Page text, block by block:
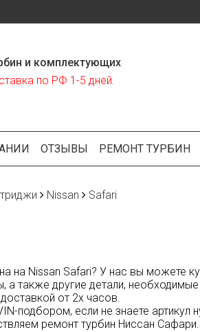
и комплектующих
по РФ 1-5 дней.
ОТЗЫВЫ РЕМОНТ ТУРБИН
Nissan Safari
на Nissan Safari? У нас вы можете
а также другие детали,
от 2х часов.
подбором, если не знаете
ремонт турбин Ниссан Сафари.